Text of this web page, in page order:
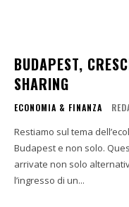
BUDAPEST,
SHARING
ECONOMIA & FINANZA
Restiamo sul tema
Budapest e non solo.
arrivate non solo
l’ingresso di un...